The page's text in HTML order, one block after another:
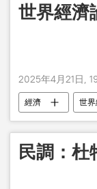
世界經濟
2025年4月21日,
經濟 世
民調：杜